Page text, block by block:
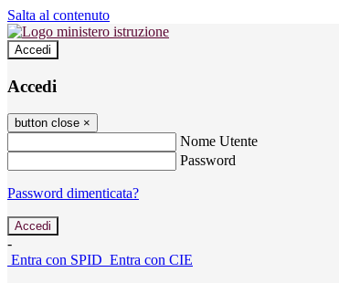
Salta al contenuto
Accedi
Accedi
button close ×
Nome Utente
Password
Password dimenticata?
-
Entra con SPID Entra con CIE